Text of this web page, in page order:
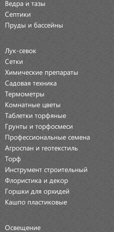
Ведра и тазы
Септики
Пруды и бассейны
Лук-севок
Сетки
Химические препараты
Садовая техника
Термометры
Комнатные цветы
Таблетки торфяные
Грунты и торфосмеси
Профессиональные семена
Агроспан и геотекстиль
Торф
Инструмент строительный
Флористика и декор
Горшки для орхидей
Кашпо пластиковые
Освещение